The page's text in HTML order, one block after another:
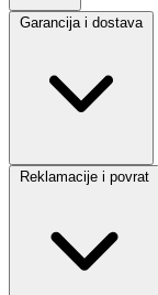
Garancija i dostava
Reklamacije i povrat